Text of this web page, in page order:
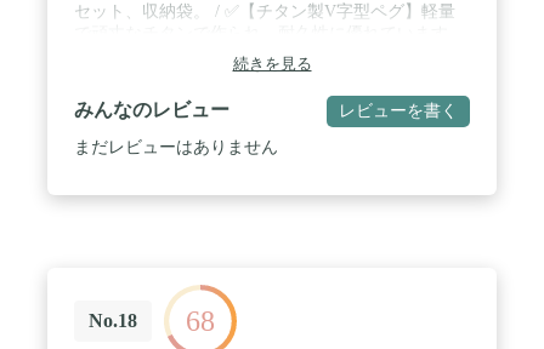
セット、収納袋。 / ✅【チタン製V字型ペグ】軽量
土・砂利・芝生など、地面に左右されず打ち込むこ
とが可能に。さらには、雨の日でも錆びを気にせず
使用していただけます！使用後は溝に土が残りやす
いですが、錆に強いので水洗いをして拭くだけでも
OK。お手入れが簡単です。 / ✅【機能性を追求した
型ペグ、ヘッド部分に反射材入りのガイロープが付
いていて夜中で撤収する時、ちょっとした光があれ
ば、すぐペグの位置を確認取り、回収簡単となりま
続きを見る
みんなのレビュー レビューを書く
まだレビューはありません
No.18 68